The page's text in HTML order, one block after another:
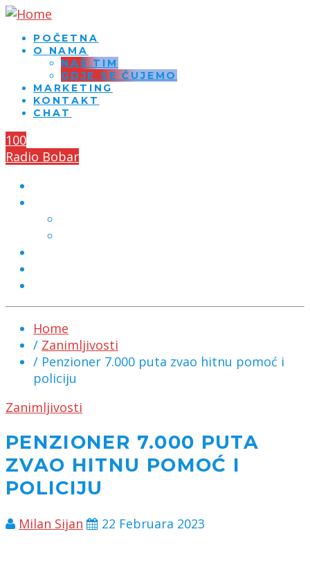
POČETNA
O NAMA
NAŠ TIM
GDJE SE ČUJEMO
MARKETING
KONTAKT
CHAT
100
Radio Bobar
Home
/ Zanimljivosti
/ Penzioner 7.000 puta zvao hitnu pomoć i
policiju
Zanimljivosti
PENZIONER 7.000 PUTA
ZVAO HITNU POMOĆ I
POLICIJU
Milan Sijan 22 Februara 2023